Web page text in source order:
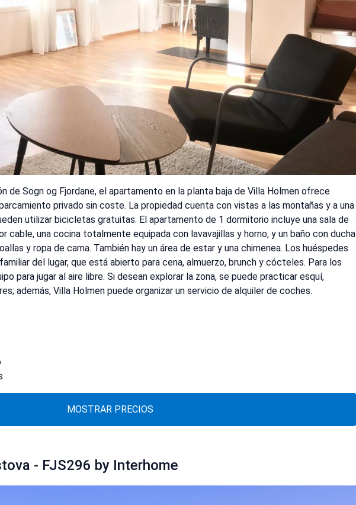
de Sogn og Fjordane, el apartamento en la planta baja de Villa Holmen ofrece
privado sin coste. La propiedad cuenta con vistas a las montañas y a una
utilizar bicicletas gratuitas. El apartamento de 1 dormitorio incluye una sala de
cable, una cocina totalmente equipada con lavavajillas y horno, y un baño con ducha
y ropa de cama. También hay un área de estar y una chimenea. Los huéspedes
del lugar, que está abierto para cena, almuerzo, brunch y cócteles. Para los
para jugar al aire libre. Si desean explorar la zona, se puede practicar esquí,
además, Villa Holmen puede organizar un servicio de alquiler de coches.
MOSTRAR PRECIOS
- FJS296 by Interhome